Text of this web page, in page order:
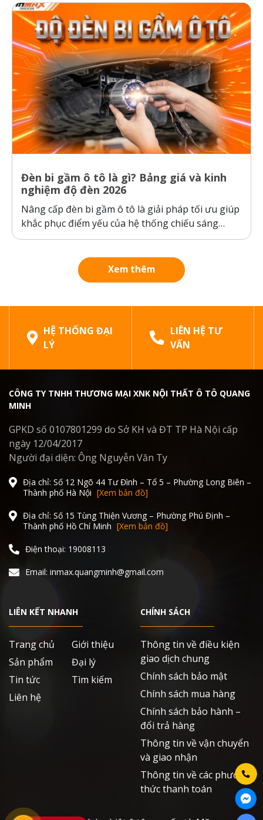
các dòng phim cách nhiệt cơ chế phản xạ và hấp
thụ...
Đèn bi gầm ô tô là gì? Bảng giá và kinh
nghiệm độ đèn 2026
Nâng cấp đèn bi gầm ô tô là giải pháp tối ưu giúp
khắc phục điểm yếu của hệ thống chiếu sáng
nguyên bản của xe, đảm bảo an toàn khi di
phân tích chi tiết cấu tạo, công...
Xem thêm
HỆ THỐNG ĐẠI
LÝ
LIÊN HỆ TƯ
VẤN
CÔNG TY TNHH THƯƠNG MẠI XNK NỘI THẤT Ô TÔ QUANG
MINH
GPKD số 0107801299 do Sở KH và ĐT TP Hà Nội cấp
ngày 12/04/2017
Người đại diện: Ông Nguyễn Văn Ty
Địa chỉ: Số 12 Ngõ 44 Tư Đình – Tổ 5 – Phường Long Biên –
Thành phố Hà Nội [Xem bản đồ]
Địa chỉ: Số 15 Tùng Thiện Vương – Phường Phú Định –
Thành phố Hồ Chí Minh [Xem bản đồ]
Điện thoại: 19008113
Email: inmax.quangminh@gmail.com
LIÊN KẾT NHANH
Trang chủ
Giới thiệu
Sản phẩm
Đại lý
Tin tức
Tìm kiếm
Liên hệ
CHÍNH SÁCH
Thông tin về điều kiện
giao dịch chung
Chính sách bảo mật
Chính sách mua hàng
Chính sách bảo hành –
đổi trả hàng
Thông tin về vận chuyển
và giao nhận
Thông tin về các phương
thức thanh toán